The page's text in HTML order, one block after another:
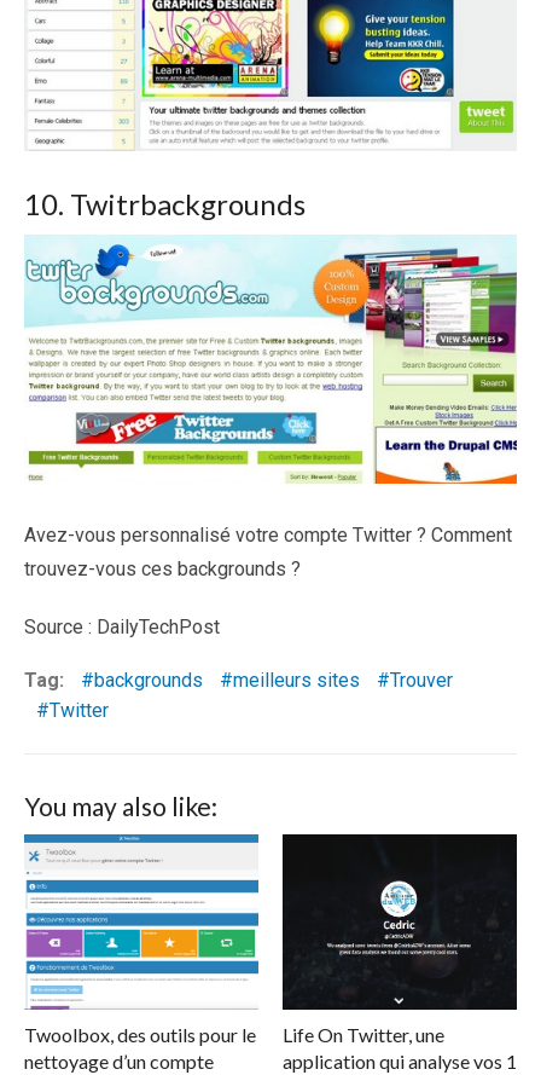
10. Twitrbackgrounds
Avez-vous personnalisé votre compte Twitter ? Comment
trouvez-vous ces backgrounds ?
Source : DailyTechPost
Tag: backgrounds meilleurs sites
Trouver
Twitter
You may also like:
Twoolbox, des outils pour le
nettoyage d’un compte
Life On Twitter, une
application qui analyse vos 1